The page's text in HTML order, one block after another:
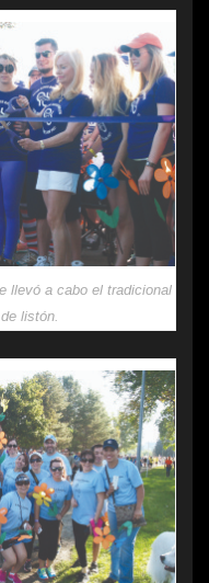
llevó a cabo el tradicional
listón.